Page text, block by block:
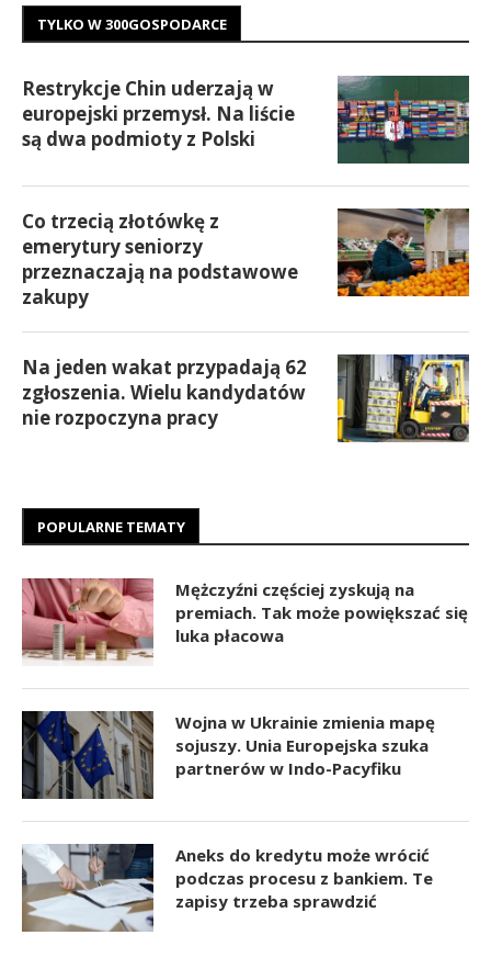
TYLKO W 300GOSPODARCE
Restrykcje Chin uderzają w
europejski przemysł. Na liście
są dwa podmioty z Polski
Co trzecią złotówkę z
emerytury seniorzy
przeznaczają na podstawowe
zakupy
Na jeden wakat przypadają 62
zgłoszenia. Wielu kandydatów
nie rozpoczyna pracy
POPULARNE TEMATY
Mężczyźni częściej zyskują na
premiach. Tak może powiększać się
luka płacowa
Wojna w Ukrainie zmienia mapę
sojuszy. Unia Europejska szuka
partnerów w Indo-Pacyfiku
Aneks do kredytu może wrócić
podczas procesu z bankiem. Te
zapisy trzeba sprawdzić